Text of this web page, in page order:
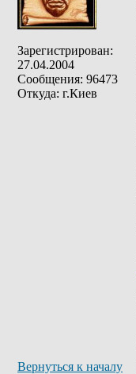
Зарегистрирован:
27.04.2004
Сообщения: 96473
Откуда: г.Киев
Вернуться к началу